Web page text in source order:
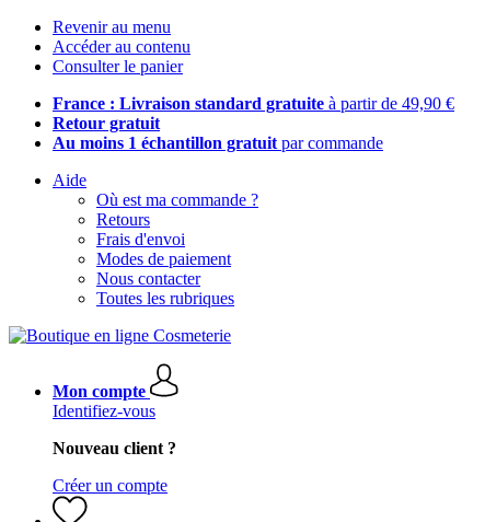
Revenir au menu
Accéder au contenu
Consulter le panier
France : Livraison standard gratuite à partir de 49,90 €
Retour gratuit
Au moins 1 échantillon gratuit par commande
Aide
Où est ma commande ?
Retours
Frais d'envoi
Modes de paiement
Nous contacter
Toutes les rubriques
Mon compte
Identifiez-vous
Nouveau client ?
Créer un compte